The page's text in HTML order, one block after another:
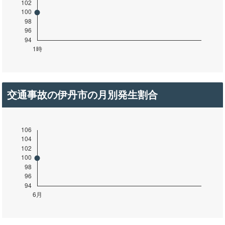
交通事故の伊丹市の月別発生割合